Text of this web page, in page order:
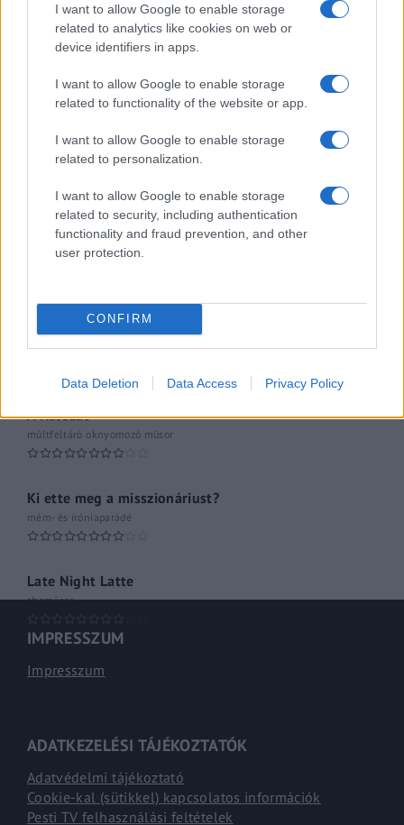
I want to allow Google to enable storage
related to analytics like cookies on web or
device identifiers in apps.
I want to allow Google to enable storage
related to functionality of the website or app.
I want to allow Google to enable storage
related to personalization.
I want to allow Google to enable storage
related to security, including authentication
functionality and fraud prevention, and other
user protection.
CONFIRM
Data Deletion Data Access Privacy Policy
Hópelyhek olvadása
Esti hírshow
Az ügy
oknyomozó műsor
Pesti riporter
Közéleti esti műsor
A riporter
Hétvégi Magazin
A Hálózat
múltfeltáró oknyomozó műsor
Ki ette meg a misszionáriust?
mém- és iróniaparádé
Late Night Latte
shoműsor
IMPRESSZUM
Impresszum
ADATKEZELÉSI TÁJÉKOZTATÓK
Adatvédelmi tájékoztató
Cookie-kal (sütikkel) kapcsolatos információk
Pesti TV felhasználási feltételek